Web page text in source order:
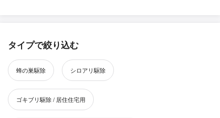
タイプで絞り込む
蜂の巣駆除 シロアリ駆除
ゴキブリ駆除 / 居住住宅用